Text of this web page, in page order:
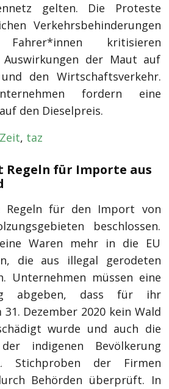
gelten. Die Proteste
Verkehrsbehinderungen
kritisieren
Auswirkungen der Maut auf
den Wirtschaftsverkehr.
fordern eine
den Dieselpreis.
Zeit, taz
Regeln für Importe aus
Regeln für den Import von
beschlossen.
Waren mehr in die EU
die aus illegal gerodeten
Unternehmen müssen eine
abgeben, dass für ihr
Dezember 2020 kein Wald
wurde und auch die
der indigenen Bevölkerung
Stichproben der Firmen
Behörden überprüft. In